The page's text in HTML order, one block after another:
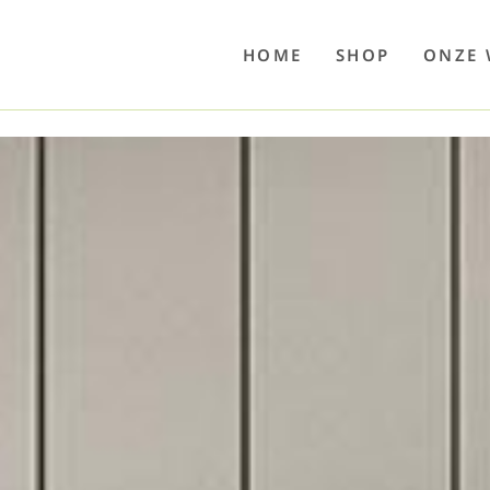
HOME SHOP ONZE